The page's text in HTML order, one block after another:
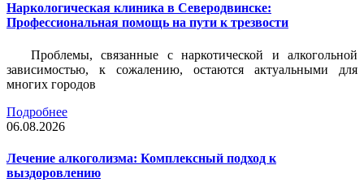
Наркологическая клиника в Северодвинске:
Профессиональная помощь на пути к трезвости
Проблемы, связанные с наркотической и алкогольной
зависимостью, к сожалению, остаются актуальными для
многих городов
Подробнее
06.08.2026
Лечение алкоголизма: Комплексный подход к
выздоровлению